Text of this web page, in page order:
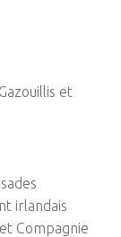
et
irlandais
Compagnie